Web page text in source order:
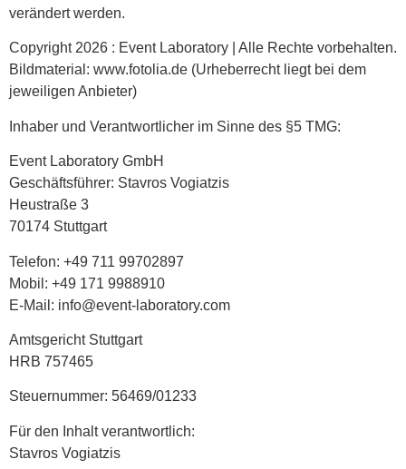
verändert werden.
Copyright 2026 : Event Laboratory | Alle Rechte vorbehalten.
Bildmaterial: www.fotolia.de (Urheberrecht liegt bei dem
jeweiligen Anbieter)
Inhaber und Verantwortlicher im Sinne des §5 TMG:
Event Laboratory GmbH
Geschäftsführer: Stavros Vogiatzis
Heustraße 3
70174 Stuttgart
Telefon: +49 711 99702897
Mobil: +49 171 9988910
E-Mail: info@event-laboratory.com
Amtsgericht Stuttgart
HRB 757465
Steuernummer: 56469/01233
Für den Inhalt verantwortlich:
Stavros Vogiatzis